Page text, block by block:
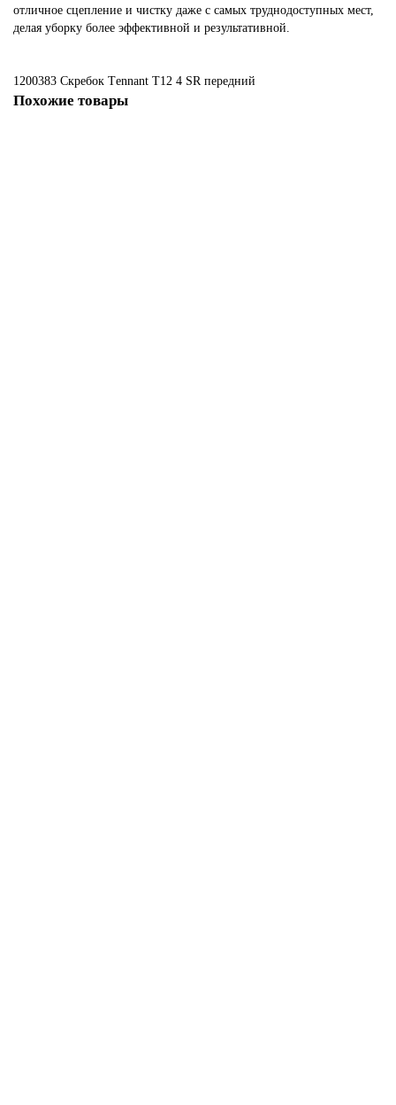
отличное сцепление и чистку даже с самых труднодоступных мест,
делая уборку более эффективной и результативной.
1200383 Скребок Тennant T12 4 SR передний
Похожие товары